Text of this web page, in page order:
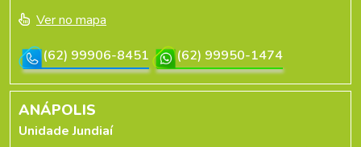
Ver no mapa
(62) 99906-8451
(62) 99950-1474
ANÁPOLIS
Unidade Jundiaí